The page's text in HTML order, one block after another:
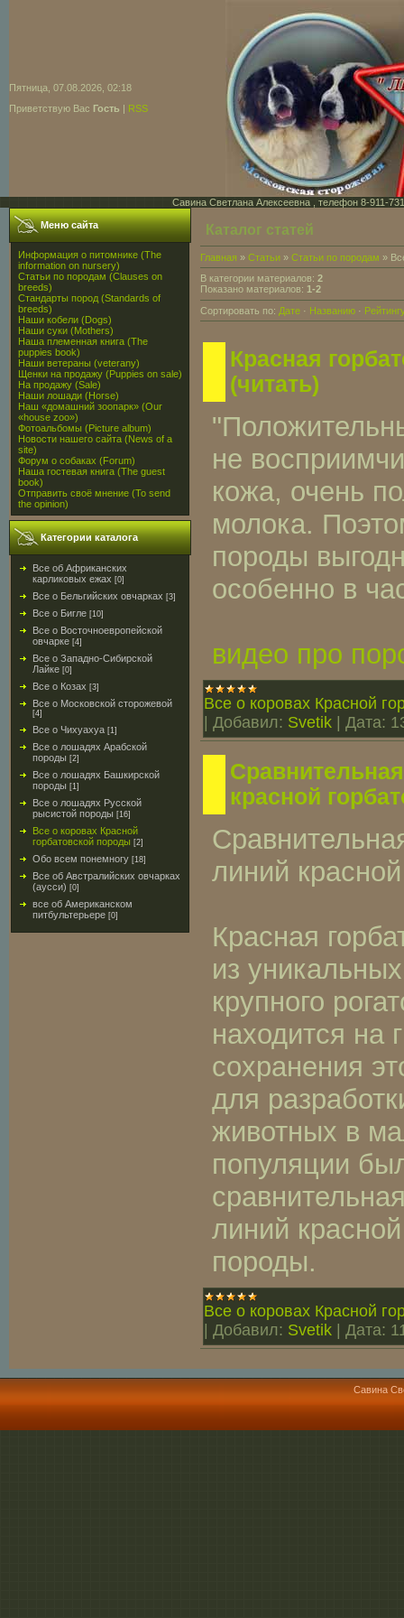
Пятница, 07.08.2026, 02:18
Приветствую Вас Гость | RSS
Савина Светлана Алексеевна , телефон 8-911-
Меню сайта
Информация о питомнике (The
information on nursery)
Статьи по породам (Clauses on
breeds)
Стандарты пород (Standards of
breeds)
Наши кобели (Dogs)
Наши суки (Mothers)
Наша племенная книга (The
puppies book)
Наши ветераны (veterany)
Щенки на продажу (Puppies on sale)
На продажу (Sale)
Наши лошади (Horse)
Наш «домашний зоопарк» (Our
«house zoo»)
Фотоальбомы (Picture album)
Новости нашего сайта (News of a
site)
Форум о собаках (Forum)
Наша гостевая книга (The guest
book)
Отправить своё мнение (To send
the opinion)
Категории каталога
Все об Африканских
карликовых ежах [0]
Все о Бельгийских овчарках [3]
Все о Бигле [10]
Все о Восточноевропейской
овчарке [4]
Все о Западно-Сибирской
Лайке [0]
Все о Козах [3]
Все о Московской сторожевой
[4]
Все о Чихуахуа [1]
Все о лошадях Арабской
породы [2]
Все о лошадях Башкирской
породы [1]
Все о лошадях Русской
рысистой породы [16]
Все о коровах Красной
горбатовской породы [2]
Обо всем понемногу [18]
Все об Австралийских овчарках
(аусси) [0]
все об Американском
питбультерьере [0]
Каталог статей
Главная » Статьи » Статьи по породам »
В категории материалов: 2
Показано материалов: 1-2
Сортировать по: Дате · Названию ·
Красная
(читать)
не
кожа, очень
молока.
породы
особенно в
видео про
Все о коровах Красной
Добавил: Svetik Дата:
красной
линий
Красная
из
крупного
находится на
сохранения
для
животных в
популяции
линий
породы.
Все о коровах Красной
Добавил: Svetik Дата:
Савина